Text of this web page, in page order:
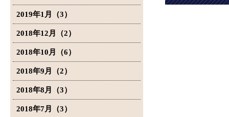
2019年1月（3）
2018年12月（2）
2018年10月（6）
2018年9月（2）
2018年8月（3）
2018年7月（3）